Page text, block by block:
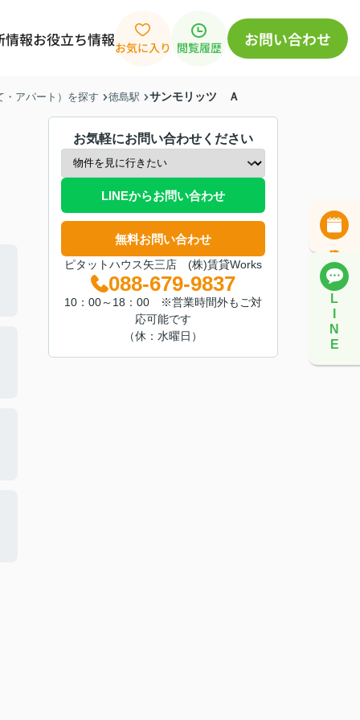
情報お役立ち情報お気に入り 閲覧履歴 お問い合わせ
L
N
E
・アパート）を探す 徳島駅 サンモリッツ Ａ
お気軽にお問い合わせください
LINEからお問い合わせ
無料お問い合わせ
ピタットハウス矢三店 (株)賃貸Works
088-679-9837
10：00～18：00 ※営業時間外もご対
応可能です
（休：水曜日）